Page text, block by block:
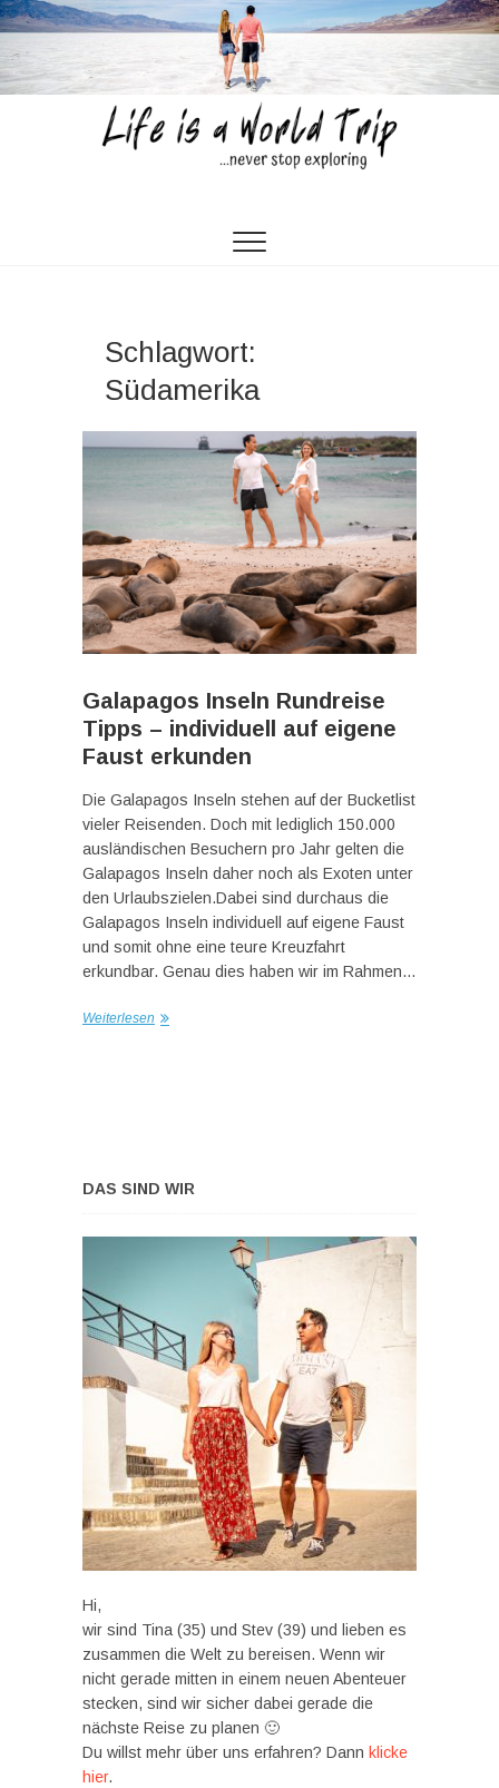
Skip
to
content
Schlagwort:
Südamerika
Galapagos Inseln Rundreise
Tipps – individuell auf eigene
Faust erkunden
Die Galapagos Inseln stehen auf der Bucketlist
vieler Reisenden. Doch mit lediglich 150.000
ausländischen Besuchern pro Jahr gelten die
Galapagos Inseln daher noch als Exoten unter
den Urlaubszielen.Dabei sind durchaus die
Galapagos Inseln individuell auf eigene Faust
und somit ohne eine teure Kreuzfahrt
erkundbar. Genau dies haben wir im Rahmen…
Weiterlesen
DAS SIND WIR
Hi,
wir sind Tina (35) und Stev (39) und lieben es
zusammen die Welt zu bereisen. Wenn wir
nicht gerade mitten in einem neuen Abenteuer
stecken, sind wir sicher dabei gerade die
nächste Reise zu planen 🙂
Du willst mehr über uns erfahren? Dann klicke
hier.